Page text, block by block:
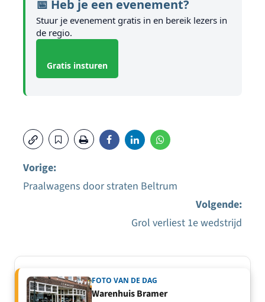
📅 Heb je een evenement?
Stuur je evenement gratis in en bereik lezers in
de regio.
Gratis insturen
Bericht
Vorige:
Praalwagens door straten Beltrum
Volgende:
Grol verliest 1e wedstrijd
FOTO VAN DE DAG
Warenhuis Bramer